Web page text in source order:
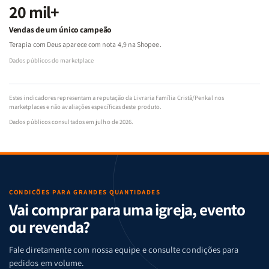
20 mil+
Vendas de um único campeão
Terapia com Deus aparece com nota 4,9 na Shopee.
Dados públicos do marketplace
Estes indicadores representam a reputação da Livraria Família Cristã/Penkal nos
marketplaces e não avaliações específicas deste produto.
Dados públicos consultados em julho de 2026.
CONDIÇÕES PARA GRANDES QUANTIDADES
Vai comprar para uma igreja, evento
ou revenda?
Fale diretamente com nossa equipe e consulte condições para
pedidos em volume.